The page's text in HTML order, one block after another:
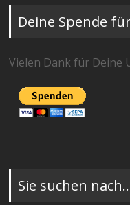
Deine Spende
Vielen Dank für Deine
Sie suchen